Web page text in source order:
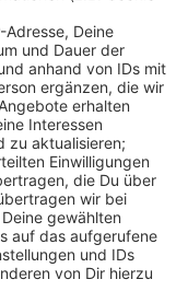
machen.
der
in unserer
Trockenheit
zu gewährleisten,